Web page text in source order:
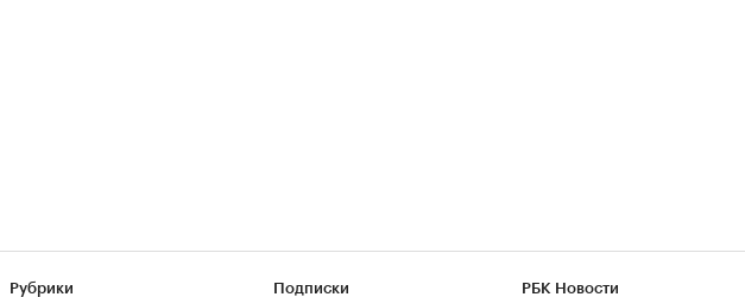
Рубрики Подписки РБК Новости